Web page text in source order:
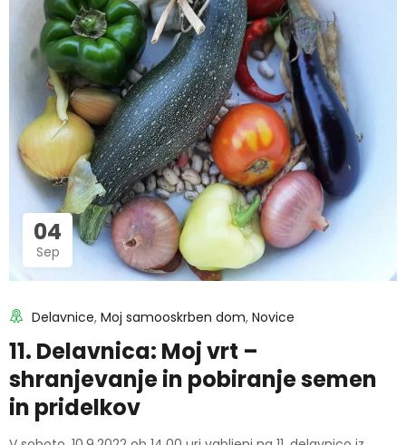
04
Sep
Delavnice, Moj samooskrben dom, Novice
11. Delavnica: Moj vrt –
shranjevanje in pobiranje semen
in pridelkov